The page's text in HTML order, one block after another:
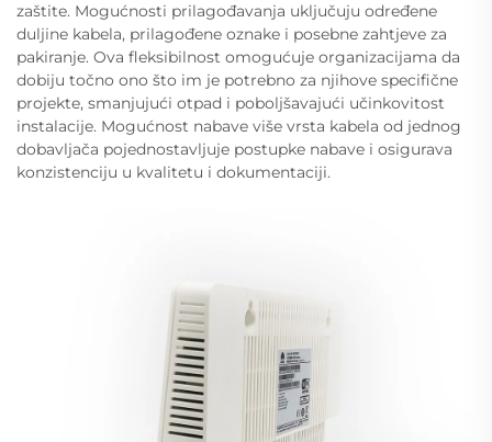
zaštite. Mogućnosti prilagođavanja uključuju određene
duljine kabela, prilagođene oznake i posebne zahtjeve za
pakiranje. Ova fleksibilnost omogućuje organizacijama da
dobiju točno ono što im je potrebno za njihove specifične
projekte, smanjujući otpad i poboljšavajući učinkovitost
instalacije. Mogućnost nabave više vrsta kabela od jednog
dobavljača pojednostavljuje postupke nabave i osigurava
konzistenciju u kvalitetu i dokumentaciji.